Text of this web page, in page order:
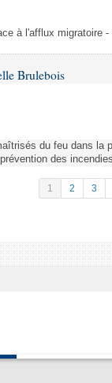
à l'afflux migratoire
Brulebois
du feu dans la
des
1 2 3